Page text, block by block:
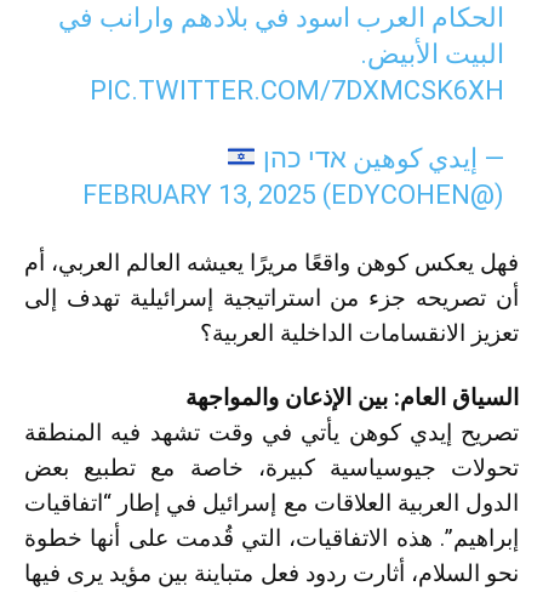
الحكام العرب اسود في بلادهم وارانب في
البيت الأبيض.
PIC.TWITTER.COM/7DXMCSK6XH
— إيدي كوهين אדי כהן
(@EDYCOHEN)
FEBRUARY 13, 2025
فهل يعكس كوهن واقعًا مريرًا يعيشه العالم العربي، أم
أن تصريحه جزء من استراتيجية إسرائيلية تهدف إلى
تعزيز الانقسامات الداخلية العربية؟
السياق العام: بين الإذعان والمواجهة
تصريح إيدي كوهن يأتي في وقت تشهد فيه المنطقة
تحولات جيوسياسية كبيرة، خاصة مع تطبيع بعض
الدول العربية العلاقات مع إسرائيل في إطار “اتفاقيات
إبراهيم”. هذه الاتفاقيات، التي قُدمت على أنها خطوة
نحو السلام، أثارت ردود فعل متباينة بين مؤيد يرى فيها